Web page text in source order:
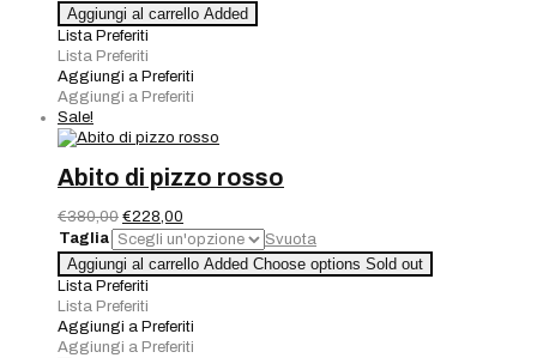
Abito
rosso
micado
quantità
Aggiungi al carrello Added
Lista Preferiti
Lista Preferiti
Aggiungi a Preferiti
Aggiungi a Preferiti
Sale!
Abito di pizzo rosso
€380,00 Il
prezzo
originale
era:
€380,00.
€228,00
prezzo
attuale
è:
Taglia
Svuota
Abito
di
pizzo
rosso
quantità
Aggiungi al carrello Added Choose options Sold out
Lista Preferiti
Lista Preferiti
Aggiungi a Preferiti
Aggiungi a Preferiti